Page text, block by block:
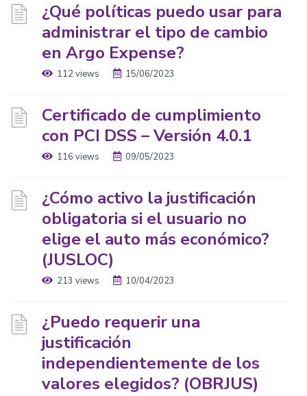
¿Qué políticas puedo usar para
administrar el tipo de cambio
en Argo Expense?
112 views 15/06/2023
Certificado de cumplimiento
con PCI DSS – Versión 4.0.1
116 views 09/05/2023
¿Cómo activo la justificación
obligatoria si el usuario no
elige el auto más económico?
(JUSLOC)
213 views 10/04/2023
¿Puedo requerir una
justificación
independientemente de los
valores elegidos? (OBRJUS)